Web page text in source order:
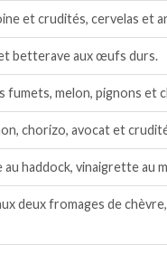
et crudités, cervelas et
et betterave aux œufs durs.
fumets, melon, pignons et
chorizo, avocat et
au haddock, vinaigrette au
deux fromages de